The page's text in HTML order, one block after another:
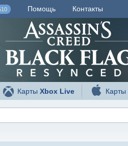
Помощь Контакты
КартыXbox Live Карты